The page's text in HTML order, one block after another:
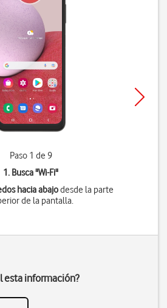
Paso 1 de 9
1. Busca "Wi-Fi"
hacia abajodesde la parte
de la pantalla.
esta información?